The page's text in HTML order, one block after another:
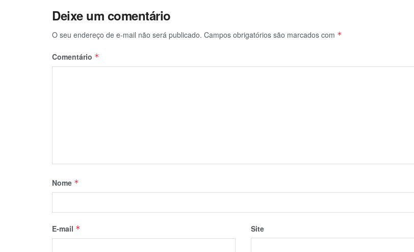
Deixe um comentário
O seu endereço de e-mail não será publicado. Campos obrigatórios são marcados com *
Comentário *
Nome *
E-mail * Site